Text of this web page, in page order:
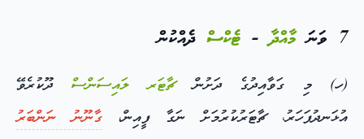
7 ވަނަ މާއްދާ- ޓެކްސް ދެއްކުން
(ހ) މި ގަވާއިދުގެ ދަށުންޗާޓަރ ލައިސަންސް ދޫކުރެވޭ
އުޅަނދުފަހަރު، ޗާޓަރުކުރުމަށް ނަގާ ފީއިން، ގާނޫނު ނަންބަރު